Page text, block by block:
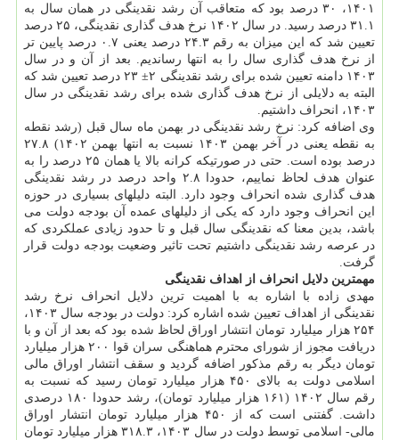
۱۴۰۱، ۳۰ درصد بود که متعاقب آن رشد نقدینگی در همان سال به
۳۱.۱ درصد رسید. در سال ۱۴۰۲ نرخ هدف گذاری نقدینگی، ۲۵ درصد
تعیین شد که این میزان به رقم ۲۴.۳ درصد یعنی ۰.۷ درصد پایین تر
از نرخ هدف گذاری سال را به انتها رساندیم. بعد از آن و در سال
۱۴۰۳ دامنه تعیین شده برای رشد نقدینگی ۲± ۲۳ درصد تعیین شد که
البته به دلایلی از نرخ هدف گذاری شده برای رشد نقدینگی در سال
۱۴۰۳، انحراف داشتیم.
وی اضافه کرد: نرخ رشد نقدینگی در بهمن ماه سال قبل (رشد نقطه
به نقطه یعنی در آخر بهمن ۱۴۰۳ نسبت به انتها بهمن ۱۴۰۲) ۲۷.۸
درصد بوده است. حتی در صورتیکه کرانه بالا یا همان ۲۵ درصد را به
عنوان هدف لحاظ نماییم، حدودا ۲.۸ واحد درصد در رشد نقدینگی
هدف گذاری شده انحراف وجود دارد. البته دلیلهای بسیاری در حوزه
این انحراف وجود دارد که یکی از دلیلهای عمده آن بودجه دولت می
باشد، بدین معنا که نقدینگی سال قبل و تا حدود زیادی عملکردی که
در عرصه رشد نقدینگی داشتیم تحت تاثیر وضعیت بودجه دولت قرار
گرفت.
مهمترین دلایل انحراف از اهداف نقدینگی
مهدی زاده با اشاره به با اهمیت ترین دلایل انحراف نرخ رشد
نقدینگی از اهداف تعیین شده اشاره کرد: دولت در بودجه سال ۱۴۰۳،
۲۵۴ هزار میلیارد تومان انتشار اوراق لحاظ شده بود که بعد از آن و با
دریافت مجوز از شورای محترم هماهنگی سران قوا ۲۰۰ هزار میلیارد
تومان دیگر به رقم مذکور اضافه گردید و سقف انتشار اوراق مالی
اسلامی دولت به بالای ۴۵۰ هزار میلیارد تومان رسید که نسبت به
رقم سال ۱۴۰۲ (۱۶۱ هزار میلیارد تومان)، رشد حدودا ۱۸۰ درصدی
داشت. گفتنی است که از ۴۵۰ هزار میلیارد تومان انتشار اوراق
مالی- اسلامی توسط دولت در سال ۱۴۰۳، ۳۱۸.۳ هزار میلیارد تومان